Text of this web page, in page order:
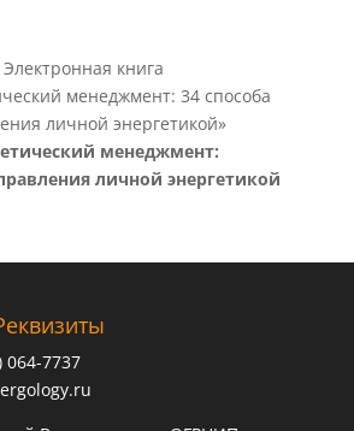
Электронная книга
менеджмент:
личной энергетикой
064-7737